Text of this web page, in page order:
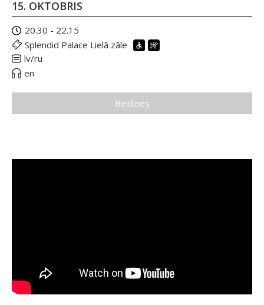
15. OKTOBRIS
20.30 - 22.15
Splendid Palace Lielā zāle
lv/ru
en
Beidzies